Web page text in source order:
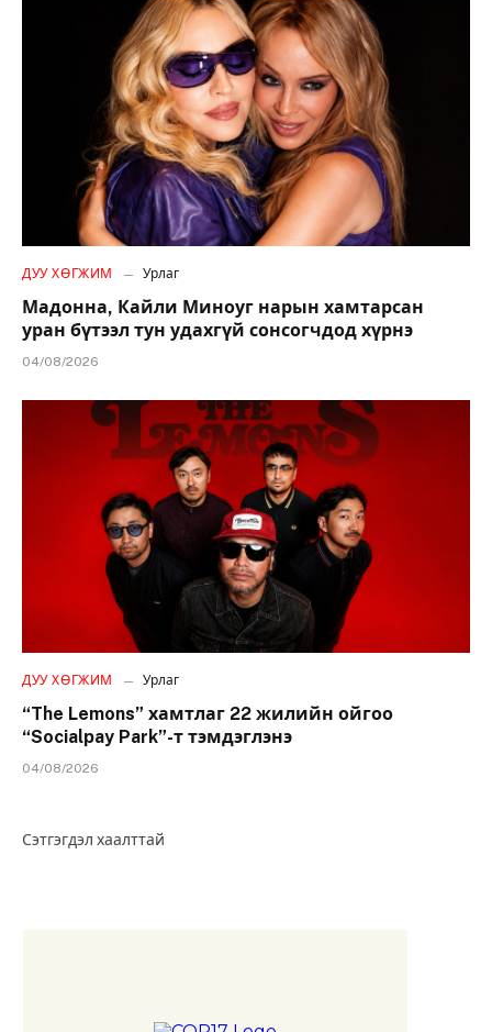
ДУУ ХӨГЖИМ Урлаг
Мадонна, Кайли Миноуг нарын хамтарсан
уран бүтээл тун удахгүй сонсогчдод хүрнэ
04/08/2026
ДУУ ХӨГЖИМ Урлаг
“The Lemons” хамтлаг 22 жилийн ойгоо
“Socialpay Park”-т тэмдэглэнэ
04/08/2026
Сэтгэгдэл хаалттай